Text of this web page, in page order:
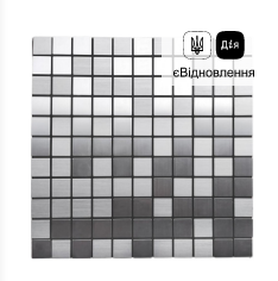
Основа
Самоклейка
Назначение:
В интерьере, Для бани, Для бассейна, Для ванной комнаты и туалета, Для гостинной, Для душевой, Для кухни, Для спальни, Для фартука
Вес модуля: 0.2 кг
Толщина чипа: 3 мм
Площадь модуля: 0,09 м²
Страна производителя: Китай
Бренд: Sticker Wall
Тип поверхности: Матовая